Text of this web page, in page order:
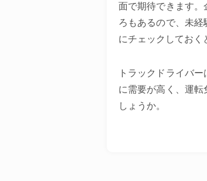
面で期待できます。
ろもあるので、未
にチェックしておく
トラックドライバ
に需要が高く、運
しょうか。